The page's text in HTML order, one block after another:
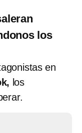
los
en
los